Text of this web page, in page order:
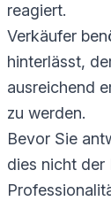
reagiert.
Verkäufer
hinterlässt,
ausreichend
zu werden.
Bevor Sie
dies nicht der